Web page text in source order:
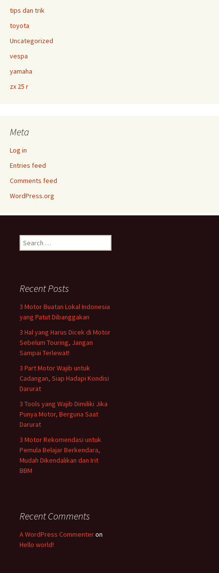
tips dan trik
toyota
Uncategorized
vespa
yamaha
zx 25 r
Meta
Log in
Entries feed
Comments feed
WordPress.org
Search
for:
Recent Posts
3 Motor Buatan Lokal Indonesia
yang Patut Dibanggakan
3 Hal yang Harus Dicek di Motor
Sebelum Touring, Jangan
Sampai Terlewat!
3 Part Motor Wajib untuk
Cadangan, Siap Hadapi Kondisi
Darurat
3 Tools yang Wajib Dimiliki Jika
Punya Motor, Berguna Saat
Darurat
3 Motor Rekomendasi untuk
Pemula Belajar Berkendara,
Mudah Dikendalikan dan Irit
BBM
Recent Comments
A WordPress Commenteron
Hello world!